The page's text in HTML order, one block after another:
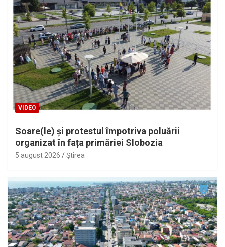
VIDEO
Soare(le) și protestul împotriva poluării
organizat în fața primăriei Slobozia
5 august 2026 Ştirea